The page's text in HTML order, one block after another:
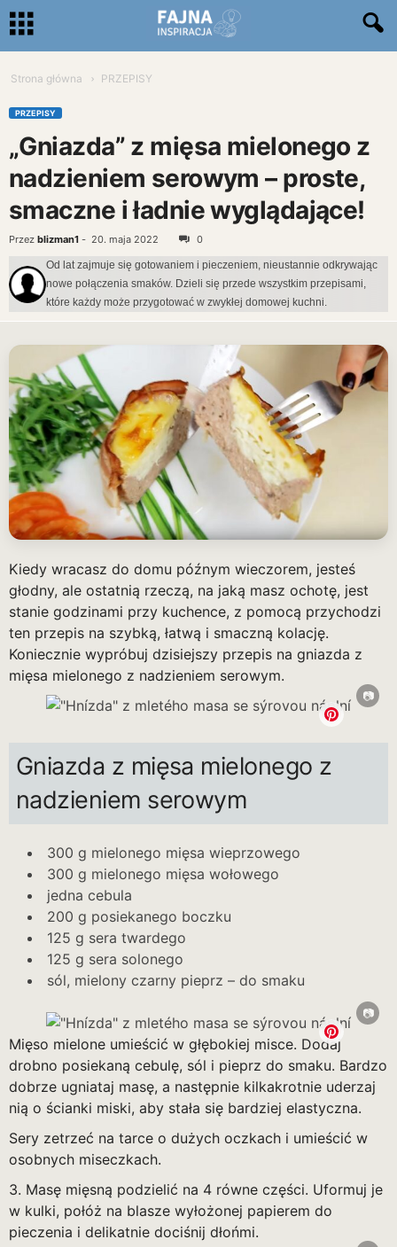
Strona główna PRZEPISY
PRZEPISY
„Gniazda” z mięsa mielonego z
nadzieniem serowym – proste,
smaczne i ładnie wyglądające!
Przez blizman1 - 20. maja 2022 0
Od lat zajmuje się gotowaniem i pieczeniem, nieustannie odkrywając
nowe połączenia smaków. Dzieli się przede wszystkim przepisami,
które każdy może przygotować w zwykłej domowej kuchni.
Kiedy wracasz do domu późnym wieczorem, jesteś
głodny, ale ostatnią rzeczą, na jaką masz ochotę, jest
stanie godzinami przy kuchence, z pomocą przychodzi
ten przepis na szybką, łatwą i smaczną kolację.
Koniecznie wypróbuj dzisiejszy przepis na gniazda z
mięsa mielonego z nadzieniem serowym.
Gniazda z mięsa mielonego z
nadzieniem serowym
300 g mielonego mięsa wieprzowego
300 g mielonego mięsa wołowego
jedna cebula
200 g posiekanego boczku
125 g sera twardego
125 g sera solonego
sól, mielony czarny pieprz – do smaku
Mięso mielone umieścić w głębokiej misce. Dodaj
drobno posiekaną cebulę, sól i pieprz do smaku. Bardzo
dobrze ugniataj masę, a następnie kilkakrotnie uderzaj
nią o ścianki miski, aby stała się bardziej elastyczna.
Sery zetrzeć na tarce o dużych oczkach i umieścić w
osobnych miseczkach.
3. Masę mięsną podzielić na 4 równe części. Uformuj je
w kulki, połóż na blasze wyłożonej papierem do
pieczenia i delikatnie dociśnij dłońmi.